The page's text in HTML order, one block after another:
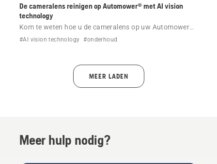
De cameralens reinigen op Automower® met AI vision
technology
Kom te weten hoe u de cameralens op uw Automower®
robotmaaier reinigt met AI vision technology. Volg
#AI vision technology #onderhoud
MEER LADEN
Meer hulp nodig?